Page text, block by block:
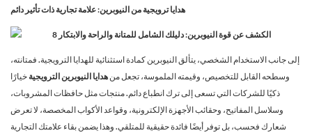
هدايا ترويجية من النيوبرين: علامة تجارية ذات تأثير دائم
إلى جانب الاستخدام الشخصي، يتألق النيوبرين كمادة استثنائية للهدايا الترويجية. فمتانته،
وسطحه القابل للتخصيص، وقيمته الملموسة، تجعل من هدايا النيوبرين الترويجية خيارًا
ذكيًا للشركات التي تسعى إلى ترك انطباع دائم. منتجات مثل حافظات المشروبات،
وسلاسل المفاتيح، وحقائب الأجهزة الإلكترونية، وقواعد الأكواب المخصصة، لا تعرض
شعارك فحسب، بل توفر أيضًا فائدة حقيقية للمتلقي. وهذا يضمن بقاء علامتك التجارية